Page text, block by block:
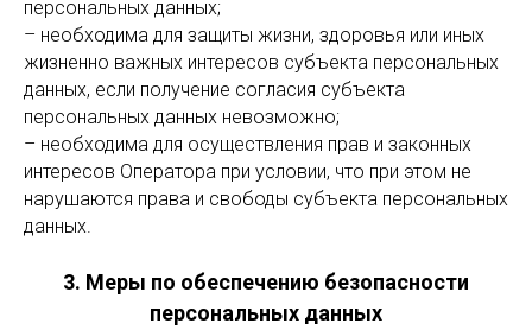
персональных данных;
– необходима для защиты жизни, здоровья или иных
жизненно важных интересов субъекта персональных
данных, если получение согласия субъекта
персональных данных невозможно;
– необходима для осуществления прав и законных
интересов Оператора при условии, что при этом не
нарушаются права и свободы субъекта персональных
данных.
3. Меры по обеспечению безопасности
персональных данных